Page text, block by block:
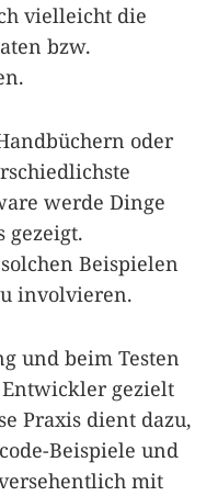
vielleicht die
bzw.
oder
werde Dinge
gezeigt.
Beispielen
involvieren.
und beim Testen
gezielt
Praxis dient dazu,
Beispiele und
mit